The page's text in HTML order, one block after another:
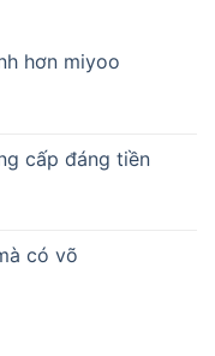
hơn miyoo
cấp đáng tiền
có võ